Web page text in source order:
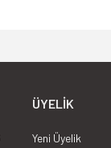
ÜYELIK
Yeni Üyelik